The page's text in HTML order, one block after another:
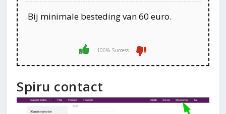
Bij minimale besteding van 60 euro.
100% Success
Spiru contact